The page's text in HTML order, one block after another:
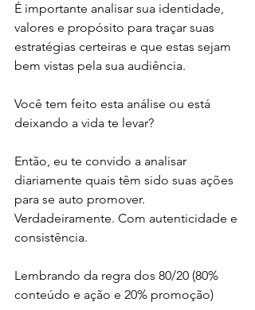
É importante analisar sua identidade,
valores e propósito para traçar suas
estratégias certeiras e que estas sejam
bem vistas pela sua audiência. ⁣
Você tem feito esta análise ou está
deixando a vida te levar?⁣
Então, eu te convido a analisar
diariamente quais têm sido suas ações
para se auto promover.
Verdadeiramente. Com autenticidade e
consistência. ⁣
Lembrando da regra dos 80/20 (80%
conteúdo e ação e 20% promoção)⁣